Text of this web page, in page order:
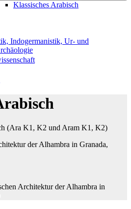
Klassisches Arabisch
Indogermanistik, Ur- und
(Ara K1, K2 und Aram K1, K2)
der Alhambra in Granada,